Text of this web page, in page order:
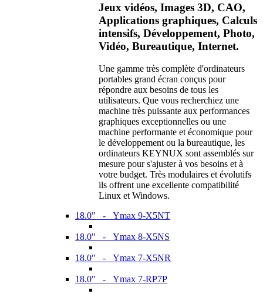
Jeux vidéos, Images 3D, CAO,
Applications graphiques, Calculs
intensifs, Développement, Photo,
Vidéo, Bureautique, Internet.
Une gamme très complète d'ordinateurs
portables grand écran conçus pour
répondre aux besoins de tous les
utilisateurs. Que vous recherchiez une
machine très puissante aux performances
graphiques exceptionnelles ou une
machine performante et économique pour
le développement ou la bureautique, les
ordinateurs KEYNUX sont assemblés sur
mesure pour s'ajuster à vos besoins et à
votre budget. Très modulaires et évolutifs
ils offrent une excellente compatibilité
Linux et Windows.
18.0" - Ymax 9-X5NT
18.0" - Ymax 8-X5NS
18.0" - Ymax 7-X5NR
18.0" - Ymax 7-RP7P